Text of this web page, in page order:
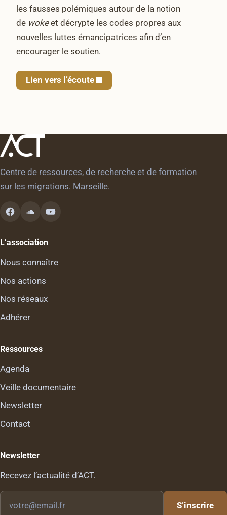
les fausses polémiques autour de la notion
de wokeet décrypte les codes propres aux
nouvelles luttes émancipatrices afin d’en
encourager le soutien.
Lien vers l’écoute
Centre de ressources, de recherche et de formation
sur les migrations. Marseille.
L’association
Nous connaître
Nos actions
Nos réseaux
Adhérer
Ressources
Agenda
Veille documentaire
Newsletter
Contact
Newsletter
Recevez l’actualité d’ACT.
email
S’inscrire